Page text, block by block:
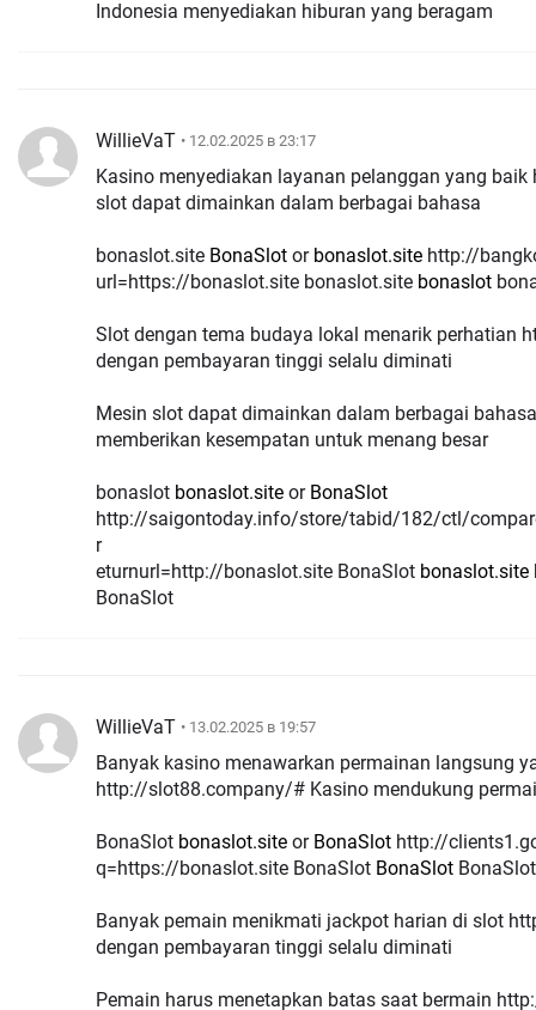
Indonesia menyediakan hiburan yang beragam
WillieVaT • 12.02.2025 в 23:17
Kasino menyediakan layanan pelanggan yang
slot dapat dimainkan dalam berbagai bahasa
bonaslot.site BonaSlot or bonaslot.site
url=https://bonaslot.site bonaslot.site bonaslot
Slot dengan tema budaya lokal menarik perhatian
dengan pembayaran tinggi selalu diminati
Mesin slot dapat dimainkan dalam berbagai
memberikan kesempatan untuk menang besar
bonaslot bonaslot.site or BonaSlot
http://saigontoday.info/store/tabid/182/ctl/
r
eturnurl=http://bonaslot.site BonaSlot bonaslot.site
BonaSlot
WillieVaT • 13.02.2025 в 19:57
Banyak kasino menawarkan permainan langsung
http://slot88.company/# Kasino mendukung
BonaSlot bonaslot.site or BonaSlot
q=https://bonaslot.site BonaSlot BonaSlot
Banyak pemain menikmati jackpot harian di slot
dengan pembayaran tinggi selalu diminati
Pemain harus menetapkan batas saat bermain